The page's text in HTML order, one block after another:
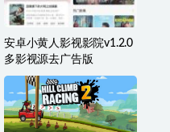
安卓小黄人影视影院v1.2.0
多影视源去广告版